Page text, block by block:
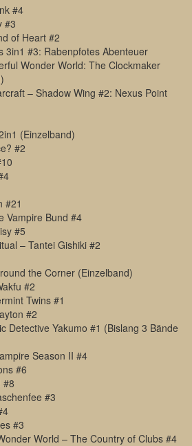
#4
#3
of Heart #2
3in1 #3: Rabenpfotes Abenteuer
Wonder World: The Clockmaker
– Shadow Wing #2: Nexus Point
(Einzelband)
#2
#21
Vampire Bund #4
#5
– Tantei Gishiki #2
the Corner (Einzelband)
#2
Twins #1
#2
Detective Yakumo #1 (Bislang 3 Bände
Season II #4
#6
#8
#3
#3
World – The Country of Clubs #4